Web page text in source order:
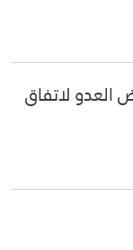
العدو لاتفاق